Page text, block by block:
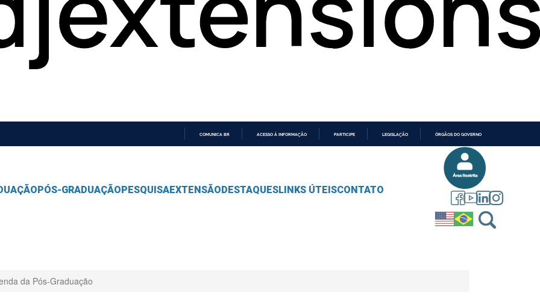
COMUNICA BR ACESSO À INFORMAÇÃO PARTICIPE LEGISLAÇÃO ÓRGÃOS DO GOVERNO
PÓS-GRADUAÇÃO PESQUISAEXTENSÃO DESTAQUESLINKS ÚTEISCONTATO
da Pós-Graduação